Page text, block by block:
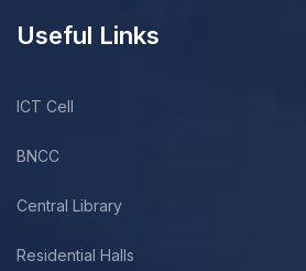
Useful Links
ICT Cell
BNCC
Central Library
Residential Halls